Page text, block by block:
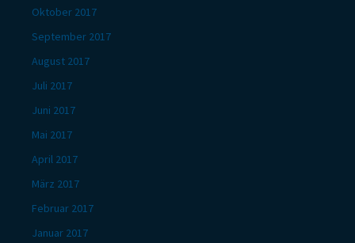
Oktober 2017
September 2017
August 2017
Juli 2017
Juni 2017
Mai 2017
April 2017
März 2017
Februar 2017
Januar 2017